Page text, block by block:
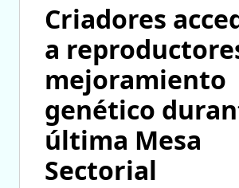
Criadores
a
mejoramiento
genético
última Mesa
Sectorial